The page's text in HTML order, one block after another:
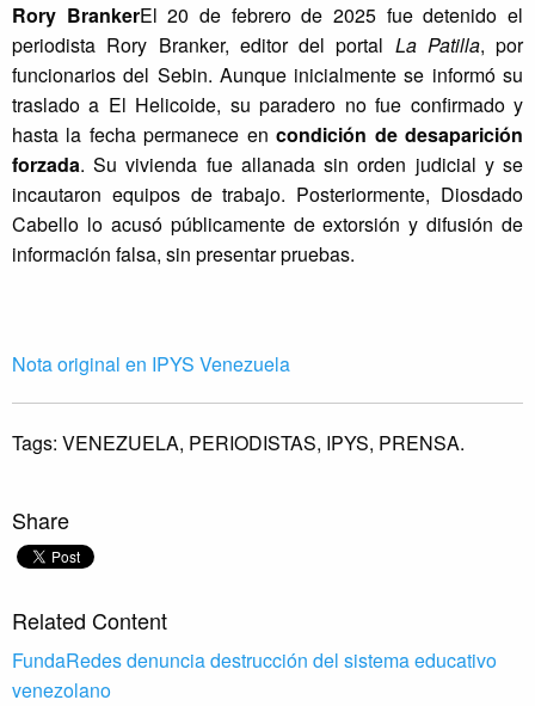
Rory BrankerEl 20 de febrero de 2025 fue detenido el
periodista Rory Branker, editor del portal La Patilla, por
funcionarios del Sebin. Aunque inicialmente se informó su
traslado a El Helicoide, su paradero no fue confirmado y
hasta la fecha permanece encondición de desaparición
forzada. Su vivienda fue allanada sin orden judicial y se
incautaron equipos de trabajo. Posteriormente, Diosdado
Cabello lo acusó públicamente de extorsión y difusión de
información falsa, sin presentar pruebas.
Nota original en IPYS Venezuela
Tags: VENEZUELA, PERIODISTAS, IPYS, PRENSA.
Share
Related Content
FundaRedes denuncia destrucción del sistema educativo
venezolano